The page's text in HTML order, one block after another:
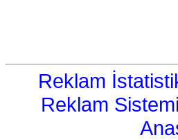
Reklam
Reklam Sistemi